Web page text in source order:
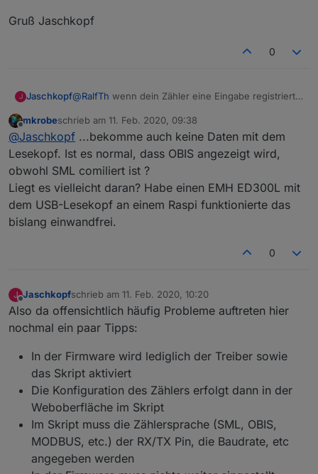
Gruß Jaschkopf
0
J Jaschkopf@RalfTh wenn dein Zähler eine Eingabe registriert
bekommen die vom Lesekopf kommen müssen.
Wenn du tx und rx nicht angeschlossen hast und es
trotzdem passiert hast du vermutlich beim
Zusammenbau des Lesekopf einen Fehler gemacht.
Vielleicht irgendwo ein Kurzschluss oder ein Bauteil
durch zu hohe Temperatur beim löten beschädigt.
Guck man durch deine Handy Kamera auf den
Lesekopf ob die ir led leuchtet bzw blinkt. Wenn du
Gruß Jaschkopf
Offline
mkrobeschrieb am 11. Feb. 2020, 09:38
zuletzt editiert von
@Jaschkopf ...bekomme auch keine Daten mit dem
Lesekopf. Ist es normal, dass OBIS angezeigt wird,
obwohl SML comiliert ist ?
Liegt es vielleicht daran? Habe einen EMH ED300L mit
dem USB-Lesekopf an einem Raspi funktionierte das
bislang einwandfrei.
0
J
Offline
Jaschkopfschrieb am 11. Feb. 2020, 10:20
zuletzt editiert von
Also da offensichtlich häufig Probleme auftreten hier
nochmal ein paar Tipps:
In der Firmware wird lediglich der Treiber sowie
das Skript aktiviert
Die Konfiguration des Zählers erfolgt dann in der
Weboberfläche im Skript
Im Skript muss die Zählersprache (SML, OBIS,
MODBUS, etc.) der RX/TX Pin, die Baudrate, etc
angegeben werden